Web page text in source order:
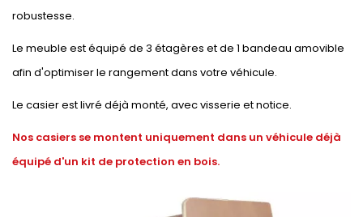
robustesse.
Le meuble est équipé de 3 étagères et de 1 bandeau amovible
afin d'optimiser le rangement dans votre véhicule.
Le casier est livré déjà monté, avec visserie et notice.
Nos casiers se montent uniquement dans un véhicule déjà
équipé d'un kit de protection en bois.